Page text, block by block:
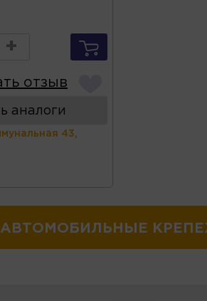
+
отзыв
аналоги
43,
АВТОМОБИЛЬНЫЕ